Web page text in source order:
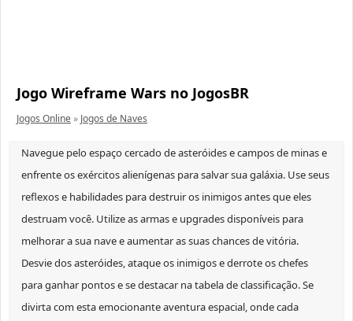
Jogo Wireframe Wars no JogosBR
Jogos Online» Jogos de Naves
Navegue pelo espaço cercado de asteróides e campos de minas e
enfrente os exércitos alienígenas para salvar sua galáxia. Use seus
reflexos e habilidades para destruir os inimigos antes que eles
destruam você. Utilize as armas e upgrades disponíveis para
melhorar a sua nave e aumentar as suas chances de vitória.
Desvie dos asteróides, ataque os inimigos e derrote os chefes
para ganhar pontos e se destacar na tabela de classificação. Se
divirta com esta emocionante aventura espacial, onde cada